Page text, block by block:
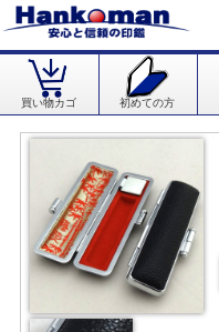
買い物カゴ 初めての方